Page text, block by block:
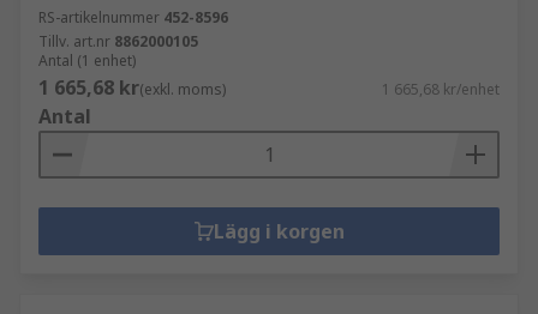
RS-artikelnummer 452-8596
Tillv. art.nr 8862000105
Antal (1 enhet)
1 665,68 kr(exkl. moms) 1 665,68 kr/enhet
Antal
Lägg i korgen